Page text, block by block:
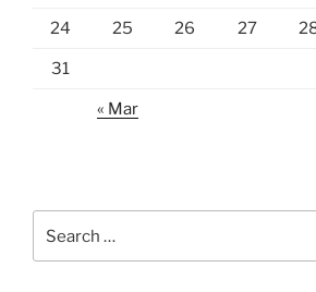
24 25 26 27
31
« Mar
for: